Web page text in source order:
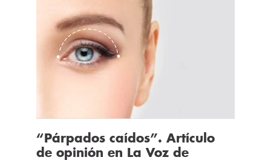
“Párpados caídos”. Artículo
de opinión en La Voz de